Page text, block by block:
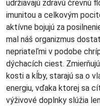
udržiavajú zdravú črevnú
imunitou a celkovým
aktívne bojujú za
mal náš organizmus
nepriateľmi v podobe
dýchacích ciest.
kosti a kĺby, starajú sa o
energiu, vďaka ktorej sa
výživové doplnky slúžia